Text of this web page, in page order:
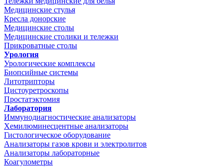
Медицинские стулья
Кресла донорские
Медицинские столы
Медицинские столики и тележки
Прикроватные столы
Урология
Урологические комплексы
Биопсийные системы
Литотрипторы
Цистоуретроскопы
Простатэктомия
Лаборатория
Иммунодиагностические анализаторы
Хемилюминесцентные анализаторы
Гистологическое оборудование
Анализаторы газов крови и электролитов
Анализаторы лабораторные
Коагулометры